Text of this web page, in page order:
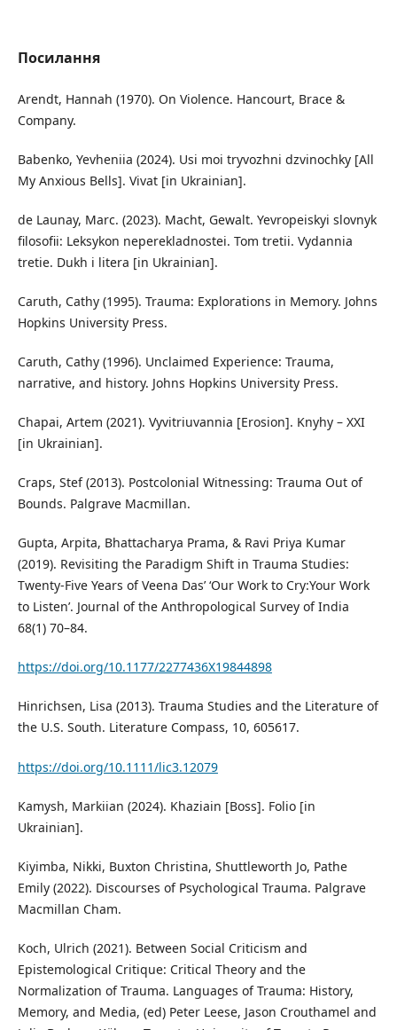
Посилання
Arendt, Hannah (1970). On Violence. Hancourt, Brace &
Company.
Babenko, Yevheniia (2024). Usi moi tryvozhni dzvinochky [All
My Anxious Bells]. Vivat [in Ukrainian].
de Launay, Marc. (2023). Macht, Gewalt. Yevropeiskyi slovnyk
filosofii: Leksykon neperekladnostei. Tom tretii. Vydannia
tretie. Dukh i litera [in Ukrainian].
Caruth, Cathy (1995). Trauma: Explorations in Memory. Johns
Hopkins University Press.
Caruth, Cathy (1996). Unclaimed Experience: Trauma,
narrative, and history. Johns Hopkins University Press.
Chapai, Artem (2021). Vyvitriuvannia [Erosion]. Knyhy – ХХI
[in Ukrainian].
Craps, Stef (2013). Postcolonial Witnessing: Trauma Out of
Bounds. Palgrave Macmillan.
Gupta, Arpita, Bhattacharya Prama, & Ravi Priya Kumar
(2019). Revisiting the Paradigm Shift in Trauma Studies:
Twenty-Five Years of Veena Das’ ‘Our Work to Cry:Your Work
to Listen’. Journal of the Anthropological Survey of India
68(1) 70–84.
https://doi.org/10.1177/2277436X19844898
Hinrichsen, Lisa (2013). Trauma Studies and the Literature of
the U.S. South. Literature Compass, 10, 605617.
https://doi.org/10.1111/lic3.12079
Kamysh, Markiian (2024). Khaziain [Boss]. Folio [in
Ukrainian].
Kiyimba, Nikki, Buxton Christina, Shuttleworth Jo, Pathe
Emily (2022). Discourses of Psychological Trauma. Palgrave
Macmillan Cham.
Koch, Ulrich (2021). Between Social Criticism and
Epistemological Critique: Critical Theory and the
Normalization of Trauma. Languages of Trauma: History,
Memory, and Media, (ed) Peter Leese, Jason Crouthamel and